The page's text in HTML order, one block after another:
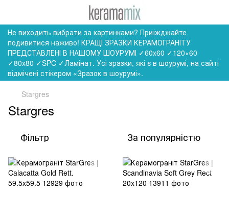
Не виходить вибрати за картинками? Приїжджайте
подивитися наживо! КРАЩІ ЗРАЗКИ КЕРАМОГРАНІТУ
ПРЕДСТАВЛЕНІ В НАШОМУ ШОУРУМІ ✓60x60 ✓120×60
✓80x80 ✓SPC ✓Ламінат. Усі зразки, які є в шоурумі, на сайті
відмічені стікером «Зразок в шоурумі».
Stargres
Stargres
Фільтр За популярністю